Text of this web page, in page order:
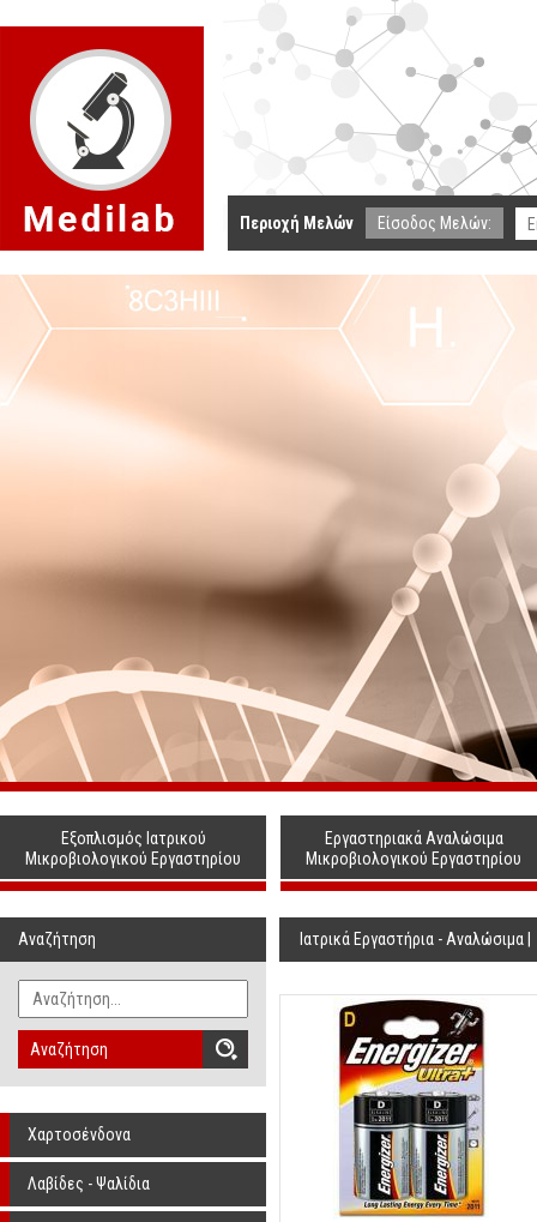
Περιοχή Μελών Είσοδος Μελών:
Εξοπλισμός Ιατρικού
Μικροβιολογικού Εργαστηρίου
Εργαστηριακά Αναλώσιμα
Μικροβιολογικού Εργαστηρίου
Ιατρικά Εργαστήρια - Αναλώσιμα
Αναζήτηση
Αναζήτηση
Χαρτοσένδονα
Λαβίδες - Ψαλίδια